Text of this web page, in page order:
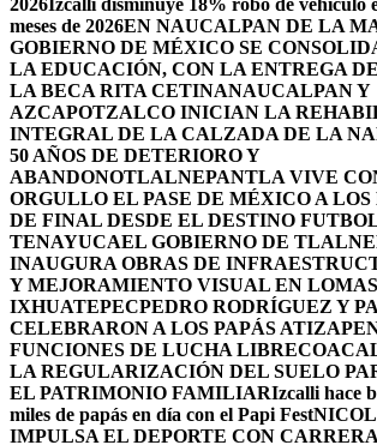
2026Izcalli disminuye 18% robo de vehículo
meses de 2026EN NAUCALPAN DE LA
GOBIERNO DE MÉXICO SE
LA EDUCACIÓN, CON LA ENTREGA
LA BECA RITA CETINANAUCALPAN Y
AZCAPOTZALCO INICIAN LA
INTEGRAL DE LA CALZADA DE LA
50 AÑOS DE DETERIORO Y
ABANDONOTLALNEPANTLA VIVE
ORGULLO EL PASE DE MÉXICO A LOS
DE FINAL DESDE EL DESTINO
TENAYUCAEL GOBIERNO DE
INAUGURA OBRAS DE
Y MEJORAMIENTO VISUAL EN
IXHUATEPECPEDRO RODRÍGUEZ Y
CELEBRARON A LOS PAPÁS
FUNCIONES DE LUCHA LIBRE
LA REGULARIZACIÓN DEL SUELO
EL PATRIMONIO FAMILIARIzcalli hace
miles de papás en día con el Papi Fest
IMPULSA EL DEPORTE CON CARRERA